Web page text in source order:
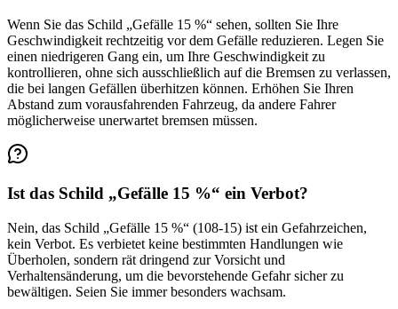
Wenn Sie das Schild „Gefälle 15 %“ sehen, sollten Sie Ihre
Geschwindigkeit rechtzeitig vor dem Gefälle reduzieren. Legen Sie
einen niedrigeren Gang ein, um Ihre Geschwindigkeit zu
kontrollieren, ohne sich ausschließlich auf die Bremsen zu verlassen,
die bei langen Gefällen überhitzen können. Erhöhen Sie Ihren
Abstand zum vorausfahrenden Fahrzeug, da andere Fahrer
möglicherweise unerwartet bremsen müssen.
Ist das Schild „Gefälle 15 %“ ein Verbot?
Nein, das Schild „Gefälle 15 %“ (108-15) ist ein Gefahrzeichen,
kein Verbot. Es verbietet keine bestimmten Handlungen wie
Überholen, sondern rät dringend zur Vorsicht und
Verhaltensänderung, um die bevorstehende Gefahr sicher zu
bewältigen. Seien Sie immer besonders wachsam.